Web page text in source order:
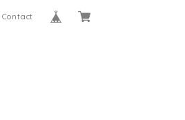
Contact